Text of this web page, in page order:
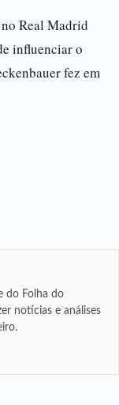
Real Madrid
influenciar o
fez em
do Folha do
notícias e análises